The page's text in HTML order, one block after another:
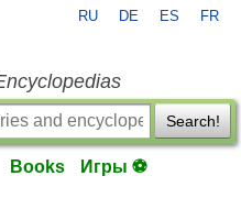
RU DE ES FR
Search!
Books Игры ⚽